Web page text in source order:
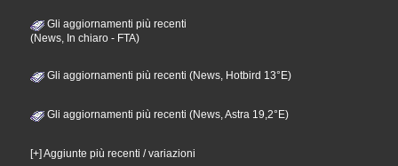
Gli aggiornamenti più recenti
(News, In chiaro - FTA)
Gli aggiornamenti più recenti (News, Hotbird 13°E)
Gli aggiornamenti più recenti (News, Astra 19,2°E)
[+] Aggiunte più recenti / variazioni